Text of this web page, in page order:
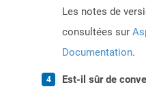
Les notes de
consultées sur
Documentation.
Est-il sûr de